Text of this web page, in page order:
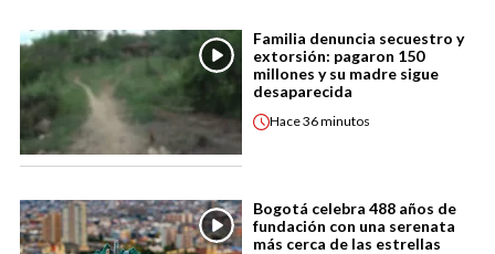
Familia denuncia secuestro y
extorsión: pagaron 150
millones y su madre sigue
desaparecida
Hace36 minutos
Bogotá celebra 488 años de
fundación con una serenata
más cerca de las estrellas